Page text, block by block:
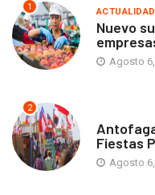
1
Nuevo
Agosto
2
Fiestas
Agosto